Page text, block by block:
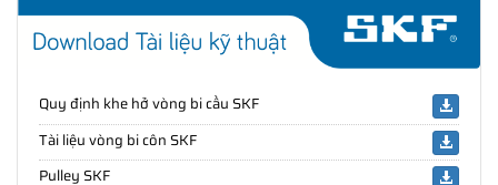
Quy định khe hở vòng bi cầu SKF
Tài liệu vòng bi côn SKF
Pulley SKF